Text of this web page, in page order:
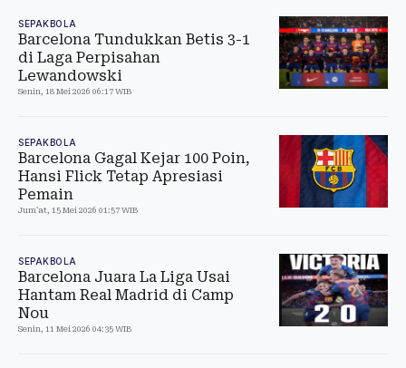
SEPAKBOLA
Barcelona Tundukkan Betis 3-1
di Laga Perpisahan
Lewandowski
Senin, 18 Mei 2026 06:17 WIB
SEPAKBOLA
Barcelona Gagal Kejar 100 Poin,
Hansi Flick Tetap Apresiasi
Pemain
Jum'at, 15 Mei 2026 01:57 WIB
SEPAKBOLA
Barcelona Juara La Liga Usai
Hantam Real Madrid di Camp
Nou
Senin, 11 Mei 2026 04:35 WIB